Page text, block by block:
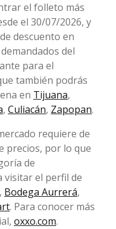
el folleto más
el 30/07/2026, y
descuento en
del
para el
también podrás
en Tijuana,
, Culiacán, Zapopan.
requiere de
precios, por lo que
de
visitar el perfil de
, Bodega Aurrerá,
. Para conocer más
oxxo.com.